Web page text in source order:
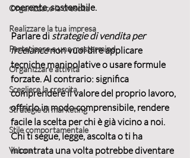
Organizzare la crescita
Realizzare la tua impresa
Partecipare a una mastermind
Organizzare attività
Scegliere la crescita
Strategie di marketing
Stile comportamentale
Veloce
coerente, sostenibile.
Parlare di strategie di vendita per
freelance non vuol dire applicare
tecniche manipolative o usare formule
forzate. Al contrario: significa
comprendere il valore del proprio lavoro,
offrirlo in modo comprensibile, rendere
facile la scelta per chi è già vicino a noi.
Chi ti segue, legge, ascolta o ti ha
incontrata una volta potrebbe diventare